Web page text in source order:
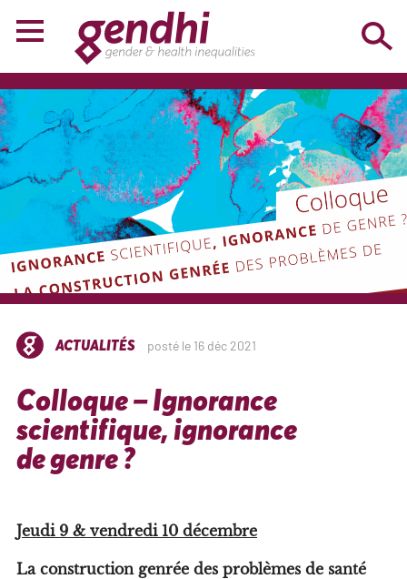
ACTUALITÉS posté le 16 déc 2021
Colloque – Ignorance
scientifique, ignorance
de genre ?
Jeudi 9 & vendredi 10 décembre
La construction genrée des problèmes de santé